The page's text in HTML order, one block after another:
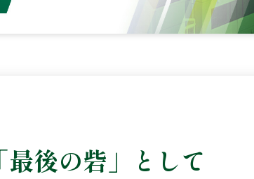
後の砦」として